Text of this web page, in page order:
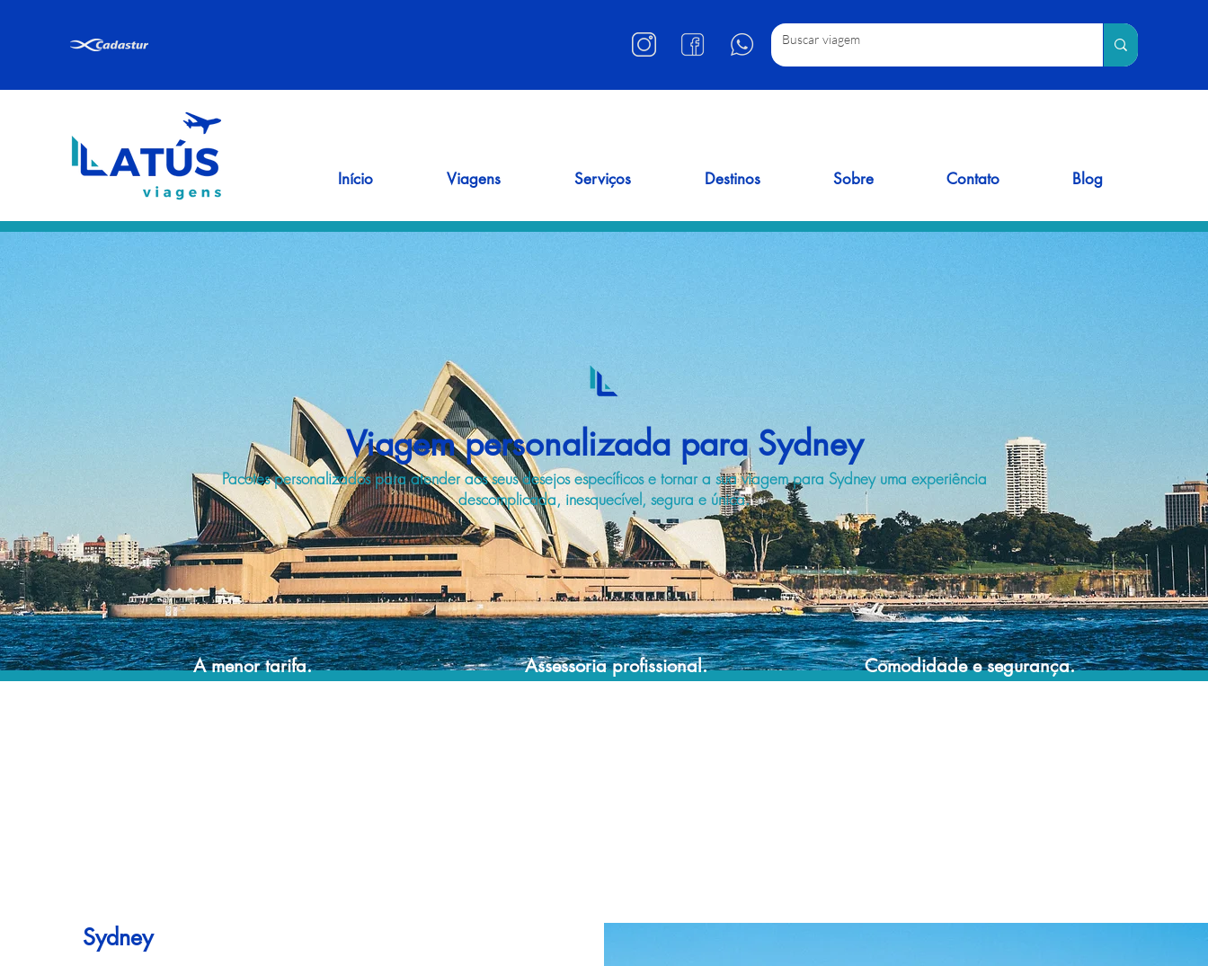
Início Viagens Serviços Destinos Sobre Contato Blog
Viagem personalizada para Sydney
Pacotes personalizados para atender aos seus desejos específicos e tornar a sua viagem para Sydney uma experiência
descomplicada, inesquecível, segura e única.
A menor tarifa. Assessoria profissional. Comodidade e segurança.
Sydney